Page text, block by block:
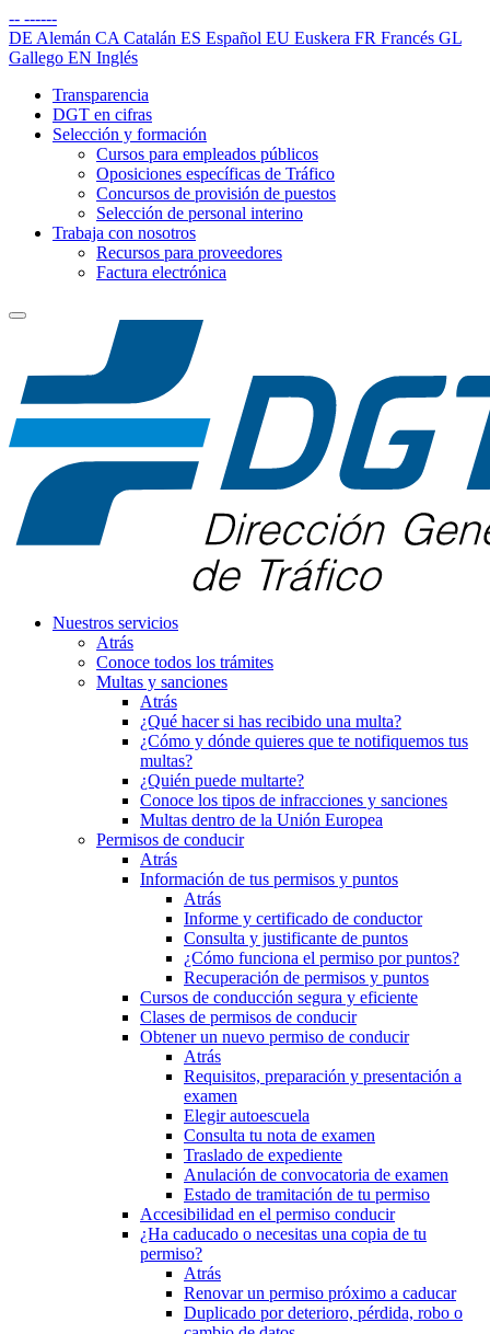
-- ------
DE Alemán CA Catalán ES Español EU Euskera FR Francés GL
Gallego EN Inglés
Transparencia
DGT en cifras
Selección y formación
Cursos para empleados públicos
Oposiciones específicas de Tráfico
Concursos de provisión de puestos
Selección de personal interino
Trabaja con nosotros
Recursos para proveedores
Factura electrónica
Nuestros servicios
Atrás
Conoce todos los trámites
Multas y sanciones
Atrás
¿Qué hacer si has recibido una multa?
¿Cómo y dónde quieres que te notifiquemos tus
multas?
¿Quién puede multarte?
Conoce los tipos de infracciones y sanciones
Multas dentro de la Unión Europea
Permisos de conducir
Atrás
Información de tus permisos y puntos
Atrás
Informe y certificado de conductor
Consulta y justificante de puntos
¿Cómo funciona el permiso por puntos?
Recuperación de permisos y puntos
Cursos de conducción segura y eficiente
Clases de permisos de conducir
Obtener un nuevo permiso de conducir
Atrás
Requisitos, preparación y presentación a
examen
Elegir autoescuela
Consulta tu nota de examen
Traslado de expediente
Anulación de convocatoria de examen
Estado de tramitación de tu permiso
Accesibilidad en el permiso conducir
¿Ha caducado o necesitas una copia de tu
permiso?
Atrás
Renovar un permiso próximo a caducar
Duplicado por deterioro, pérdida, robo o